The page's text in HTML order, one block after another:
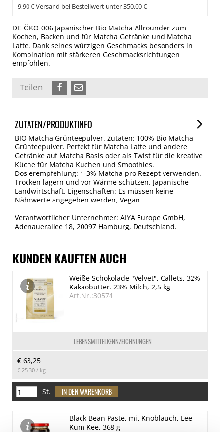
9,90 € Versand bei Bestellwert unter 350,00 €
DE-ÖKO-006 Japanischer Bio Matcha Allrounder zum
Kochen, Backen und für Matcha Getränke und Matcha
Latte. Dank seines würzigen Geschmacks besonders in
Kombination mit stärkeren Geschmacksrichtungen
empfohlen.
Teilen
ZUTATEN/PRODUKTINFO
BIO Matcha Grünteepulver. Zutaten: 100% Bio Matcha
Grünteepulver. Perfekt für Matcha Latte und andere
Getränke auf Matcha Basis oder als Twist für die kreative
Küche für Matcha Kuchen und Smoothies.
Dosierempfehlung: 1-3% Matcha pro Rezept verwenden.
Trocken lagern und vor Wärme schützen. Japanische
Landwirtschaft. Eigenschaften: Es müssen keine
Nährwerte angegeben werden, Vegan.
Verantwortlicher Unternehmer: AIYA Europe GmbH,
Adenauerallee 18, 20097 Hamburg, Deutschland.
KUNDEN KAUFTEN AUCH
LEBENSMITTELKENNZEICHNUNGEN
Weiße Schokolade "Velvet", Callets, 32%
Kakaobutter, 23% Milch, 2,5 kg
Art.Nr.:30574
€ 63,25
€ 25,30 / kg
St.
Black Bean Paste, mit Knoblauch, Lee
Kum Kee, 368 g